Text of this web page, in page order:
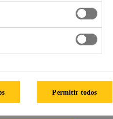
de CO2, reduzindo os
FICHA DE DADOS DE
SEGURANÇA
Permitir todos